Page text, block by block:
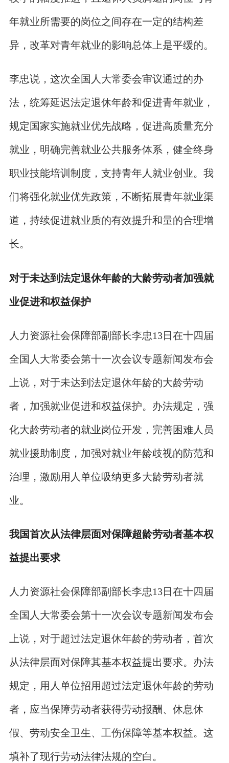
年就业所需要的岗位之间存在一定的结构差
异，改革对青年就业的影响总体上是平缓的。
李忠说，这次全国人大常委会审议通过的办
法，统筹延迟法定退休年龄和促进青年就业，
规定国家实施就业优先战略，促进高质量充分
就业，明确完善就业公共服务体系，健全终身
职业技能培训制度，支持青年人就业创业。我
们将强化就业优先政策，不断拓展青年就业渠
道，持续促进就业质的有效提升和量的合理增
长。
对于未达到法定退休年龄的大龄劳动者加强就
业促进和权益保护
人力资源社会保障部副部长李忠13日在十四届
全国人大常委会第十一次会议专题新闻发布会
上说，对于未达到法定退休年龄的大龄劳动
者，加强就业促进和权益保护。办法规定，强
化大龄劳动者的就业岗位开发，完善困难人员
就业援助制度，加强对就业年龄歧视的防范和
治理，激励用人单位吸纳更多大龄劳动者就
业。
我国首次从法律层面对保障超龄劳动者基本权
益提出要求
人力资源社会保障部副部长李忠13日在十四届
全国人大常委会第十一次会议专题新闻发布会
上说，对于超过法定退休年龄的劳动者，首次
从法律层面对保障其基本权益提出要求。办法
规定，用人单位招用超过法定退休年龄的劳动
者，应当保障劳动者获得劳动报酬、休息休
假、劳动安全卫生、工伤保障等基本权益。这
填补了现行劳动法律法规的空白。